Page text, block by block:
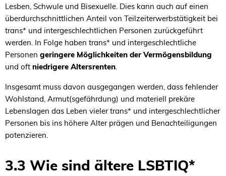
Lesben, Schwule und Bisexuelle. Dies kann auch auf einen
überdurchschnittlichen Anteil von Teilzeiterwerbstätigkeit bei
trans* und intergeschlechtlichen Personen zurückgeführt
werden. In Folge haben trans* und intergeschlechtliche
Personen geringere Möglichkeiten der Vermögensbildung
und oft niedrigere Altersrenten.
Insgesamt muss davon ausgegangen werden, dass fehlender
Wohlstand, Armut(sgefährdung) und materiell prekäre
Lebenslagen das Leben vieler trans* und intergeschlechtlicher
Personen bis ins höhere Alter prägen und Benachteiligungen
potenzieren.
3.3 Wie sind ältere LSBTIQ*